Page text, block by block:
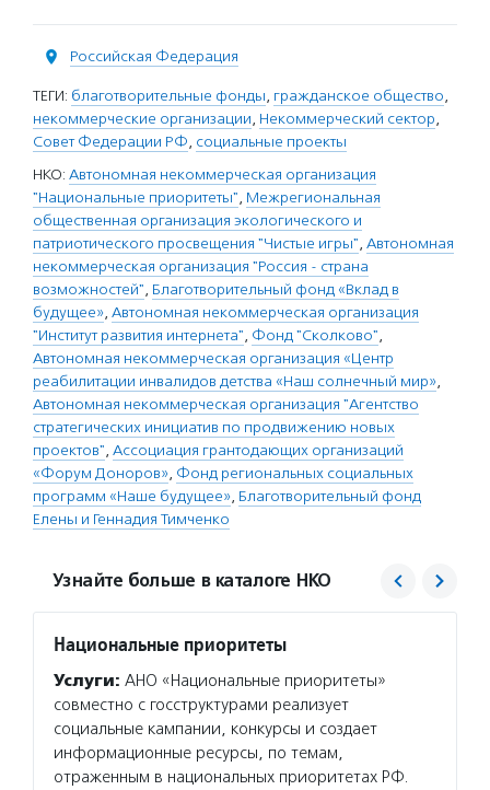
Российская Федерация
ТЕГИ: благотворительные фонды, гражданское общество,
некоммерческие организации, Некоммерческий сектор,
Совет Федерации РФ, социальные проекты
НКО: Автономная некоммерческая организация
"Национальные приоритеты", Межрегиональная
общественная организация экологического и
патриотического просвещения "Чистые игры", Автономная
некоммерческая организация "Россия - страна
возможностей", Благотворительный фонд «Вклад в
будущее», Автономная некоммерческая организация
"Институт развития интернета", Фонд "Сколково",
Автономная некоммерческая организация «Центр
реабилитации инвалидов детства «Наш солнечный мир»,
Автономная некоммерческая организация "Агентство
стратегических инициатив по продвижению новых
проектов", Ассоциация грантодающих организаций
«Форум Доноров», Фонд региональных социальных
программ «Наше будущее», Благотворительный фонд
Елены и Геннадия Тимченко
Узнайте больше в каталоге НКО
Национальные приоритеты
Услуги: АНО «Национальные приоритеты»
совместно с госструктурами реализует
социальные кампании, конкурсы и создает
информационные ресурсы, по темам,
отраженным в национальных приоритетах РФ.